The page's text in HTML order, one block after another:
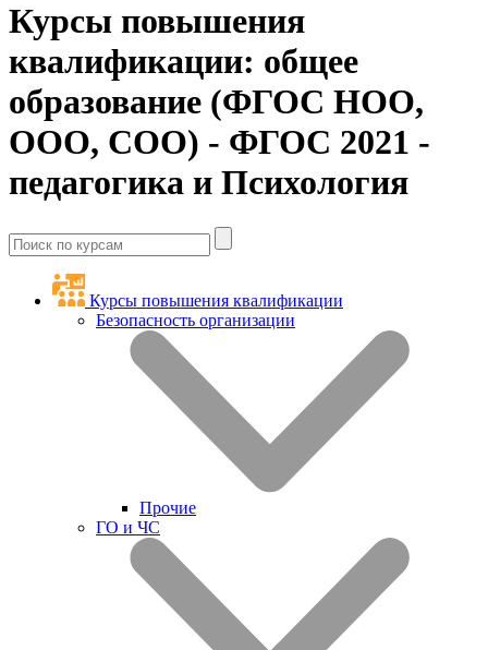
Курсы повышения
квалификации: общее
образование (ФГОС НОО,
ООО, СОО) - ФГОС 2021 -
педагогика и Психология
Курсы повышения квалификации
Безопасность организации
Прочие
ГО и ЧС